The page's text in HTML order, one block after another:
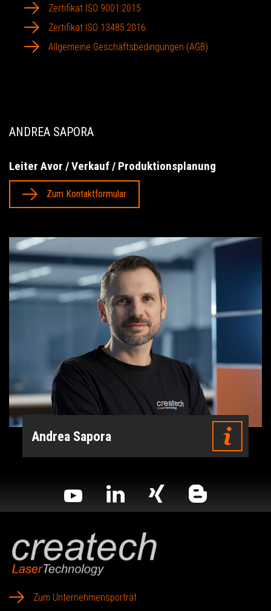
Zertifikat ISO 9001:2015
Zertifikat ISO 13485:2016
Allgemeine Geschäftsbedingungen (AGB)
ANDREA SAPORA
Leiter Avor / Verkauf / Produktionsplanung
Zum Kontaktformular
Andrea Sapora
Zum Unternehmensporträt